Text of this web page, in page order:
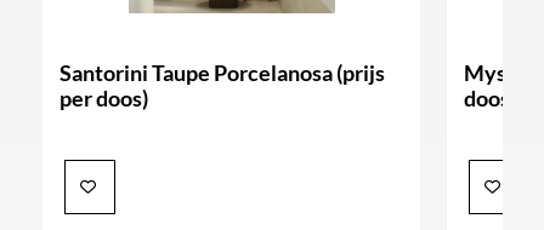
Santorini Taupe Porcelanosa (prijs
per doos)
Mystic
doos)